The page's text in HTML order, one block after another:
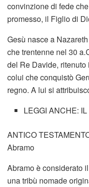
convinzione di fede
promesso, il Figlio di
Gesù nasce a
che trentenne nel 30
del Re Davide,
colui che conquistò
regno. A lui si
LEGGI ANCHE:
ANTICO
Abramo
Abramo è considerato
una tribù nomade